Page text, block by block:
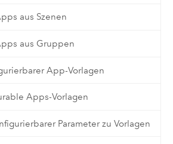
aus Szenen
aus Gruppen
App-Vorlagen
Apps-Vorlagen
Parameter zu Vorlagen